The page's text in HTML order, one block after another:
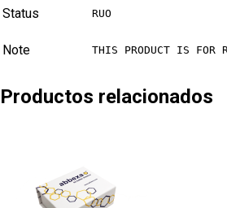
Status RUO
Note THIS PRODUCT IS FOR
Productos relacionados